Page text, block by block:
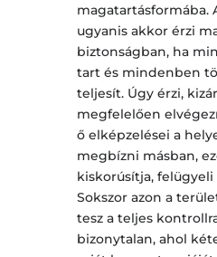
magatartásformába.
ugyanis akkor érzi
biztonságban, ha
tart és mindenben
teljesít. Úgy érzi,
megfelelően
ő elképzelései a
megbízni másban,
kiskorúsítja,
Sokszor azon a
tesz a teljes
bizonytalan, ahol